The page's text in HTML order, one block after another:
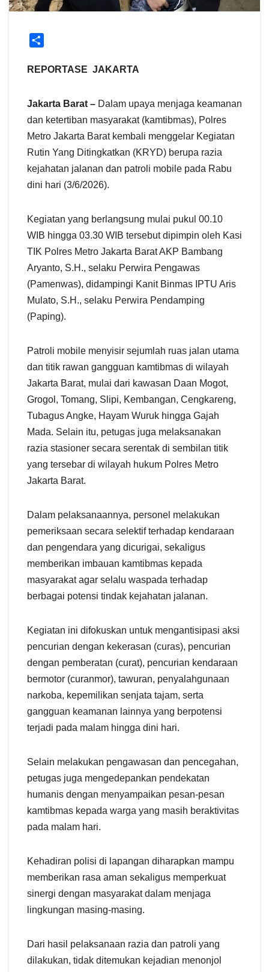
a
REPORTASE JAKARTA
Jakarta Barat – Dalam upaya menjaga keamanan
dan ketertiban masyarakat (kamtibmas), Polres
Metro Jakarta Barat kembali menggelar Kegiatan
Rutin Yang Ditingkatkan (KRYD) berupa razia
kejahatan jalanan dan patroli mobile pada Rabu
dini hari (3/6/2026).
Kegiatan yang berlangsung mulai pukul 00.10
WIB hingga 03.30 WIB tersebut dipimpin oleh Kasi
TIK Polres Metro Jakarta Barat AKP Bambang
Aryanto, S.H., selaku Perwira Pengawas
(Pamenwas), didampingi Kanit Binmas IPTU Aris
Mulato, S.H., selaku Perwira Pendamping
(Paping).
Patroli mobile menyisir sejumlah ruas jalan utama
dan titik rawan gangguan kamtibmas di wilayah
Jakarta Barat, mulai dari kawasan Daan Mogot,
Grogol, Tomang, Slipi, Kembangan, Cengkareng,
Tubagus Angke, Hayam Wuruk hingga Gajah
Mada. Selain itu, petugas juga melaksanakan
razia stasioner secara serentak di sembilan titik
yang tersebar di wilayah hukum Polres Metro
Jakarta Barat.
Dalam pelaksanaannya, personel melakukan
pemeriksaan secara selektif terhadap kendaraan
dan pengendara yang dicurigai, sekaligus
memberikan imbauan kamtibmas kepada
masyarakat agar selalu waspada terhadap
berbagai potensi tindak kejahatan jalanan.
Kegiatan ini difokuskan untuk mengantisipasi aksi
pencurian dengan kekerasan (curas), pencurian
dengan pemberatan (curat), pencurian kendaraan
bermotor (curanmor), tawuran, penyalahgunaan
narkoba, kepemilikan senjata tajam, serta
gangguan keamanan lainnya yang berpotensi
terjadi pada malam hingga dini hari.
Selain melakukan pengawasan dan pencegahan,
petugas juga mengedepankan pendekatan
humanis dengan menyampaikan pesan-pesan
kamtibmas kepada warga yang masih beraktivitas
pada malam hari.
Kehadiran polisi di lapangan diharapkan mampu
memberikan rasa aman sekaligus memperkuat
sinergi dengan masyarakat dalam menjaga
lingkungan masing-masing.
Dari hasil pelaksanaan razia dan patroli yang
dilakukan, tidak ditemukan kejadian menonjol